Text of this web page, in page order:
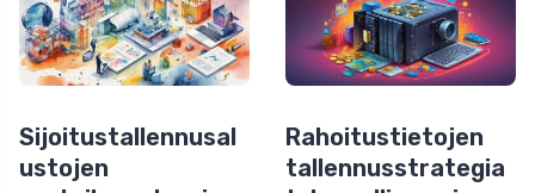
Sijoitustallennusal
ustojen
Rahoitustietojen
tallennusstrategia